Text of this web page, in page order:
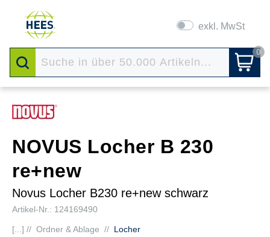
exkl. MwSt
0
NOVUS Locher B 230
re+new
Novus Locher B230 re+new schwarz
Artikel-Nr.: 124169490
[...] // Ordner & Ablage // Locher